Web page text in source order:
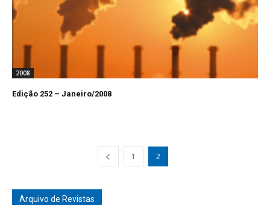
2008
Edição 252 – Janeiro/2008
1 2
Arquivo de Revistas